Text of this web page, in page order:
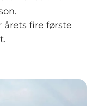
årets fire første